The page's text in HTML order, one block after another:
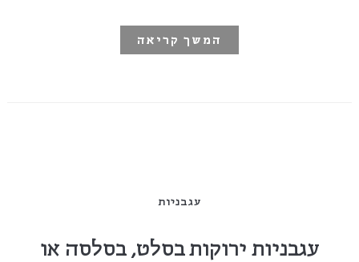
המשך קריאה
עגבניות
עגבניות ירוקות בסלט, בסלסה או